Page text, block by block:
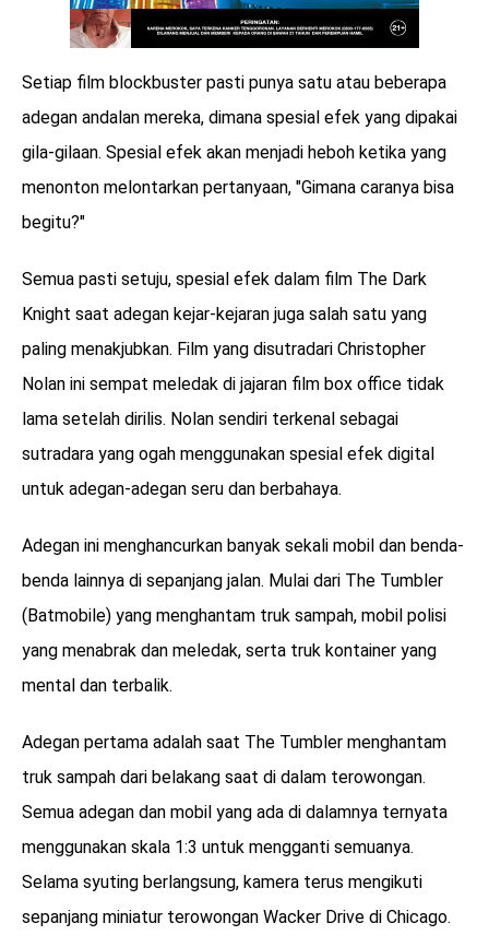
Setiap film blockbuster pasti punya satu atau beberapa
adegan andalan mereka, dimana spesial efek yang dipakai
gila-gilaan. Spesial efek akan menjadi heboh ketika yang
menonton melontarkan pertanyaan, "Gimana caranya bisa
begitu?"
Semua pasti setuju, spesial efek dalam film The Dark
Knight saat adegan kejar-kejaran juga salah satu yang
paling menakjubkan. Film yang disutradari Christopher
Nolan ini sempat meledak di jajaran film box office tidak
lama setelah dirilis. Nolan sendiri terkenal sebagai
sutradara yang ogah menggunakan spesial efek digital
untuk adegan-adegan seru dan berbahaya.
Adegan ini menghancurkan banyak sekali mobil dan benda-
benda lainnya di sepanjang jalan. Mulai dari The Tumbler
(Batmobile) yang menghantam truk sampah, mobil polisi
yang menabrak dan meledak, serta truk kontainer yang
mental dan terbalik.
Adegan pertama adalah saat The Tumbler menghantam
truk sampah dari belakang saat di dalam terowongan.
Semua adegan dan mobil yang ada di dalamnya ternyata
menggunakan skala 1:3 untuk mengganti semuanya.
Selama syuting berlangsung, kamera terus mengikuti
sepanjang miniatur terowongan Wacker Drive di Chicago.